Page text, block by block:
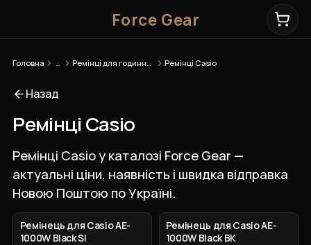
Force Gear
Головна Ремінці Casio
Назад
Ремінці Casio
Ремінці Casio у каталозі Force Gear —
актуальні ціни, наявність і швидка відправка
Новою Поштою по Україні.
Ремінець для Casio AE-
1000W Black SI
Ремінець для Casio AE-
1000W Black BK